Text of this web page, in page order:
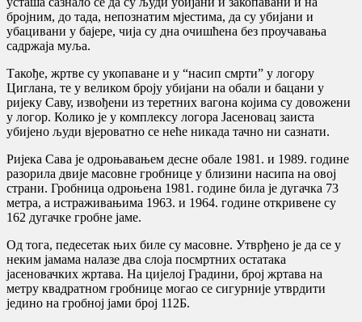
бројним, до тада, непознатим мјестима, да су убијани и
убацивани у бајере, чија су дна очишћена без проучавања
садржаја муља.
Такође, жртве су укопаване и у “насип смрти” у логору
Циглана, те у великом броју убијани на обали и бацани у
ријеку Саву, извођени из теретних вагона којима су довожени
у логор. Колико је у комплексу логора Јасеновац заиста
убијено људи вјероватно се неће никада тачно ни сазнати.
Ријека Сава је одроњавањем десне обале 1981. и 1989. године
разорила двије масовне гробнице у близини насипа на овој
страни. Гробница одроњена 1981. године била је дугачка 73
метра, а истраживањима 1963. и 1964. године откривене су
162 дугачке гробне јаме.
Од тога, педесетак њих биле су масовне. Утврђено је да се у
неким јамама налазе два слоја посмртних остатака
јасеновачких жртава. На цијелој Градини, број жртава на
метру квадратном гробнице могао се сигурније утврдити
једино на гробној јами број 112Б.